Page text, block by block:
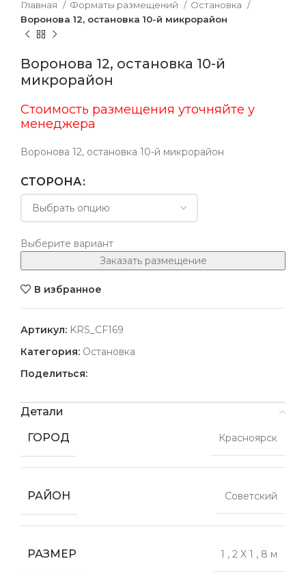
Главная Форматы размещений
Остановка
Воронова 12, остановка 10-й микрорайон
Воронова 12, остановка 10-й
микрорайон
Стоимость размещения уточняйте у
менеджера
Воронова 12, остановка 10-й микрорайон
СТОРОНА
Выберите вариант
Заказать размещение
В избранное
Артикул: KRS_CF169
Категория: Остановка
Поделиться:
Детали
ГОРОД
Красноярск
РАЙОН Советский
РАЗМЕР 1 , 2 X 1 , 8 м